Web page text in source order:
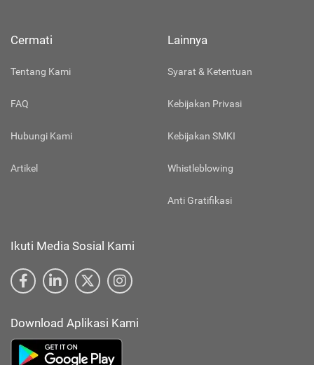
Cermati
Tentang Kami
FAQ
Hubungi Kami
Artikel
Lainnya
Syarat & Ketentuan
Kebijakan Privasi
Kebijakan SMKI
Whistleblowing
Anti Gratifikasi
Ikuti Media Sosial Kami
Download Aplikasi Kami